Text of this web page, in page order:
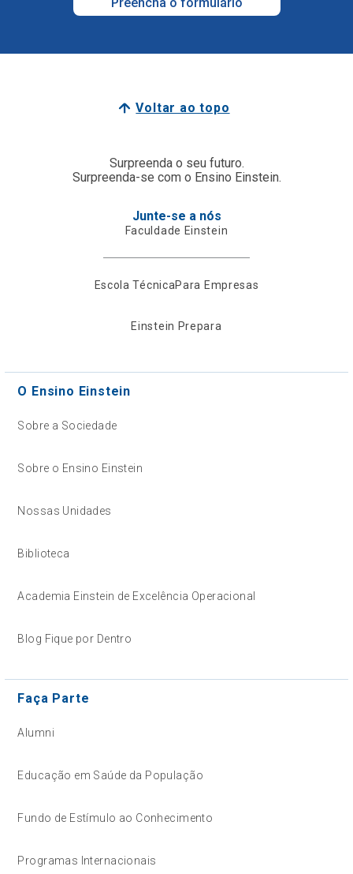
Voltar ao topo
Surpreenda o seu futuro.
Surpreenda-se com o Ensino Einstein.
Junte-se a nós
Faculdade Einstein
Escola TécnicaPara Empresas
Einstein Prepara
O Ensino Einstein
Sobre a Sociedade
Sobre o Ensino Einstein
Nossas Unidades
Biblioteca
Academia Einstein de Excelência Operacional
Blog Fique por Dentro
Faça Parte
Alumni
Educação em Saúde da População
Fundo de Estímulo ao Conhecimento
Programas Internacionais